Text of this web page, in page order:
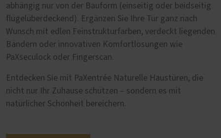
abhängig nur von der Bauform (einseitig oder beidseitig
flügelüberdeckend). Ergänzen Sie Ihre Tür ganz nach
Wunsch mit edlen Feinstrukturfarben, verdeckt liegenden
Bändern oder innovativen Komfortlösungen wie
PaXseculock oder Fingerscan.
Entdecken Sie mit PaXentrée Naturelle Haustüren, die
nicht nur Ihr Zuhause schützen – sondern es mit
natürlicher Schönheit bereichern.